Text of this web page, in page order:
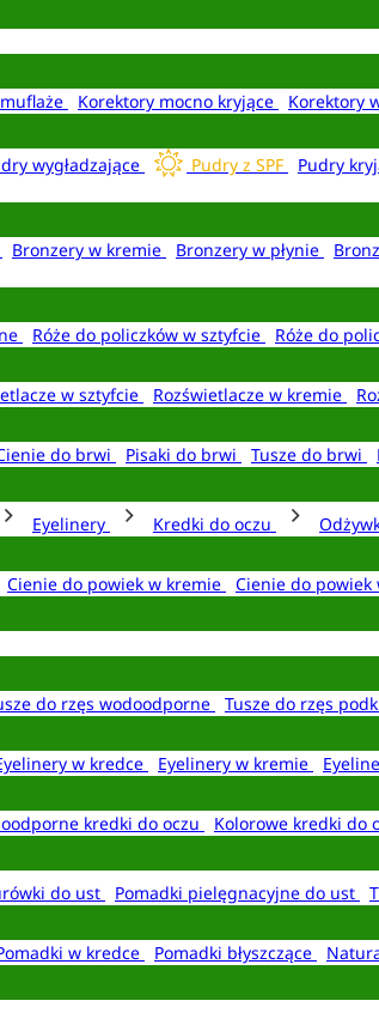
Korektory mocno kryjące Korektory
wygładzające Pudry z SPF Pudry
Bronzery w kremie Bronzery w płynie
Róże do policzków w sztyfcie Róże do
w sztyfcie Rozświetlacze w kremie
do brwi Pisaki do brwi Tusze do brwi
Eyelinery Kredki do oczu
Cienie do powiek w kremie Cienie do powiek
do rzęs wodoodporne Tusze do rzęs
w kredce Eyelinery w kremie
kredki do oczu
Kolorowe kredki do
do ust Pomadki pielęgnacyjne do ust
w kredce Pomadki błyszczące